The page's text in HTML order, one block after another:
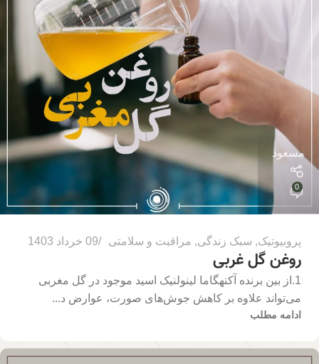
مسعود
0
پروبیوتیک, سبک زندگی, مراقبت و سلامتی 09 خرداد 1403
روغن گل غربی
1.از بین برنده آکنهگاما لینولنیک اسید موجود در گل مغربی
می‌تواند علاوه بر کاهش جوش‌های صورت، عوارض د...
ادامه مطلب